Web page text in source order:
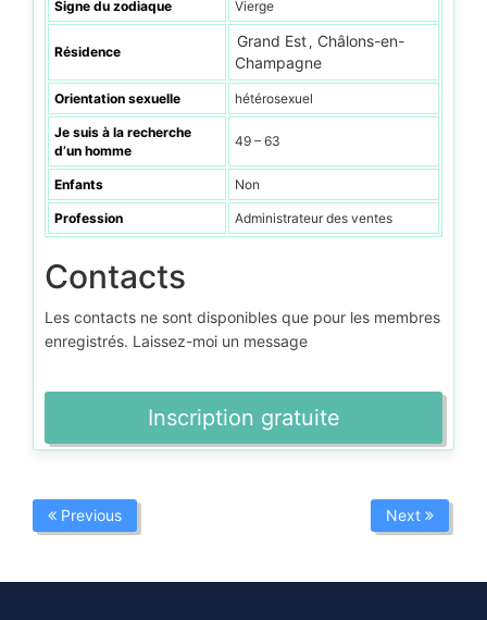
Signe du zodiaque Vierge
Résidence
Grand Est , Châlons-en-
Champagne
Orientation sexuelle hétérosexuel
Je suis à la recherche
d’un homme
49 – 63
Enfants Non
Profession Administrateur des ventes
Contacts
Les contacts ne sont disponibles que pour les membres
enregistrés. Laissez-moi un message
Inscription gratuite
Previous Next